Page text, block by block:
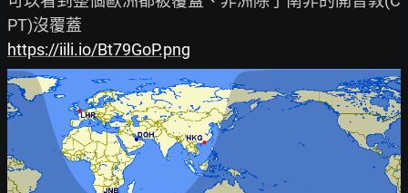
https://iili.io/Bt79GoP.png